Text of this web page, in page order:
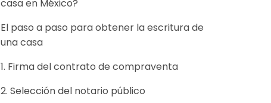
casa en México?
El paso a paso para obtener la escritura de
una casa
1. Firma del contrato de compraventa
2. Selección del notario público